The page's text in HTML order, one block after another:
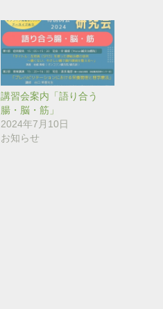
講習会案内「語り合う
腸・脳・筋」
2024年7月10日
お知らせ